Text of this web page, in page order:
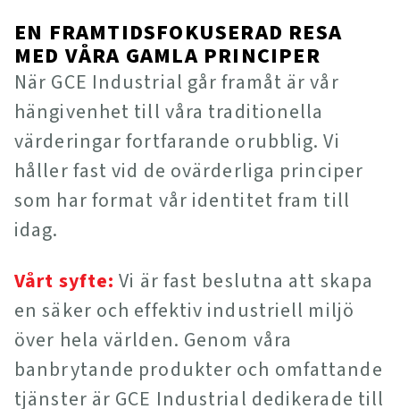
EN FRAMTIDSFOKUSERAD RESA
MED VÅRA GAMLA PRINCIPER
När GCE Industrial går framåt är vår
hängivenhet till våra traditionella
värderingar fortfarande orubblig. Vi
håller fast vid de ovärderliga principer
som har format vår identitet fram till
idag.
Vårt syfte:Vi är fast beslutna att skapa
en säker och effektiv industriell miljö
över hela världen. Genom våra
banbrytande produkter och omfattande
tjänster är GCE Industrial dedikerade till